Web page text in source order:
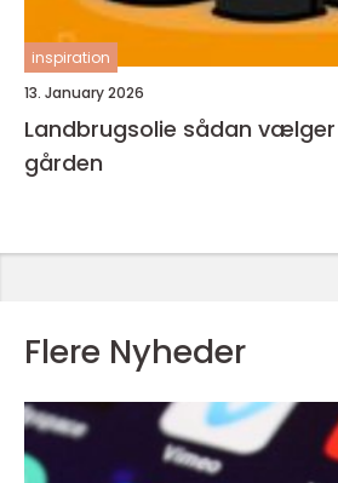
inspiration
13. January 2026
Landbrugsolie sådan vælger du rigtigt til
gården
Flere Nyheder